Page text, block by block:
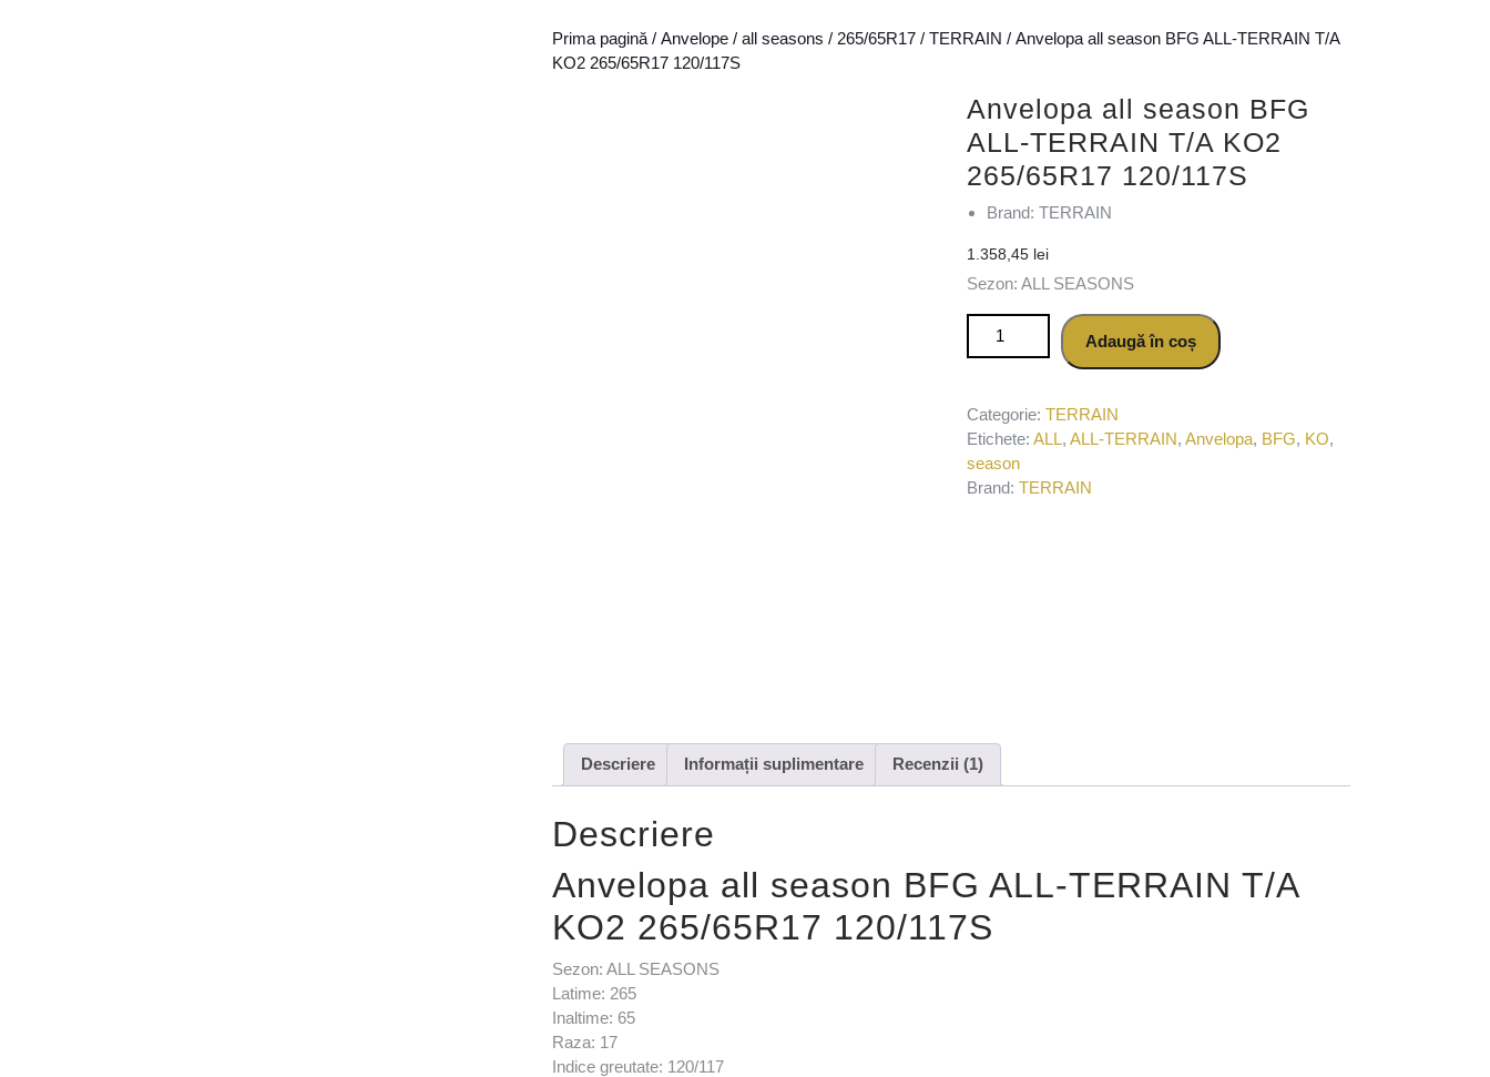
Prima pagină / Anvelope / all seasons / 265/65R17 / TERRAIN / Anvelopa all season BFG ALL-TERRAIN T/A
KO2 265/65R17 120/117S
Anvelopa all season BFG
ALL-TERRAIN T/A KO2
265/65R17 120/117S
Brand: TERRAIN
1.358,45 lei
Sezon: ALL SEASONS
Cantitate Anvelopa all season BFG ALL-TERRAIN T/A KO2 265/65R17
Adaugă în coș
Categorie:TERRAIN
Etichete:ALL,ALL-TERRAIN,Anvelopa, BFG, KO,
season
Brand:TERRAIN
Descriere Informații suplimentare Recenzii (1)
Descriere
Anvelopa all season BFG ALL-TERRAIN T/A
KO2 265/65R17 120/117S
Sezon: ALL SEASONS
Latime: 265
Inaltime: 65
Raza: 17
Indice greutate: 120/117